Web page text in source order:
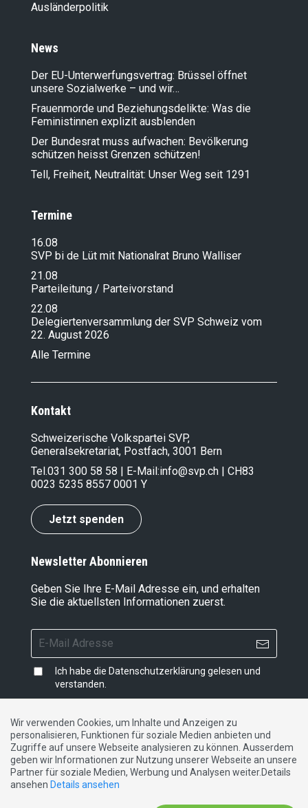
Ausländer­politik
News
Der EU-Unterwerfungsvertrag: Brüssel öffnet
unsere Sozialwerke – und wir…
Frauenmorde und Beziehungsdelikte: Was die
Feministinnen explizit ausblenden
Der Bundesrat muss aufwachen: Bevölkerung
schützen heisst Grenzen schützen!
Tell, Freiheit, Neutralität: Unser Weg seit 1291
Termine
16.08
SVP bi de Lüt mit Nationalrat Bruno Walliser
21.08
Parteileitung / Parteivorstand
22.08
Delegiertenversammlung der SVP Schweiz vom
22. August 2026
Alle Termine
Kontakt
Schweizerische Volkspartei SVP,
Generalsekretariat, Postfach, 3001 Bern
Tel.031 300 58 58 | E-Mail:info@svp.ch | CH83
0023 5235 8557 0001 Y
Jetzt spenden
Newsletter Abonnieren
Geben Sie Ihre E-Mail Adresse ein, und erhalten
Sie die aktuellsten Informationen zuerst.
Ich habe die Datenschutzerklärung gelesen und
verstanden.
Impressum|Datenschutzerklärung|Kontakt
DE FR IT
Wir verwenden Cookies, um Inhalte und Anzeigen zu
personalisieren, Funktionen für soziale Medien anbieten und
Zugriffe auf unsere Webseite analysieren zu können. Ausserdem
geben wir Informationen zur Nutzung unserer Webseite an unsere
Partner für soziale Medien, Werbung und Analysen weiter.Details
ansehen Details ansehen